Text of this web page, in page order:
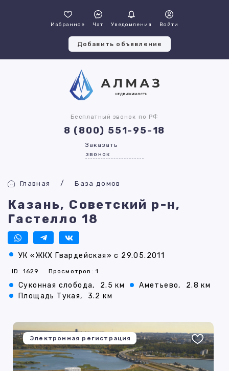
Избранное Чат Уведомления Войти
Добавить объявление
Бесплатный звонок по РФ
8 (800) 551-95-18
Заказать
звонок
Главная База домов
Казань, Советский р-н,
Гастелло 18
УК «ЖКХ Гвардейская» с 29.05.2011
ID: 1629 Просмотров: 1
Суконная слобода, 2.5 км Аметьево,
2.8 км
Площадь Тукая,
3.2 км
Электронная регистрация